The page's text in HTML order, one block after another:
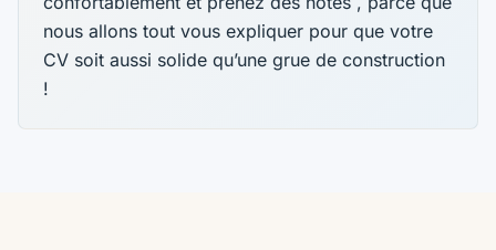
nous allons tout vous expliquer pour que votre
CV soit aussi solide qu’une grue de construction
!